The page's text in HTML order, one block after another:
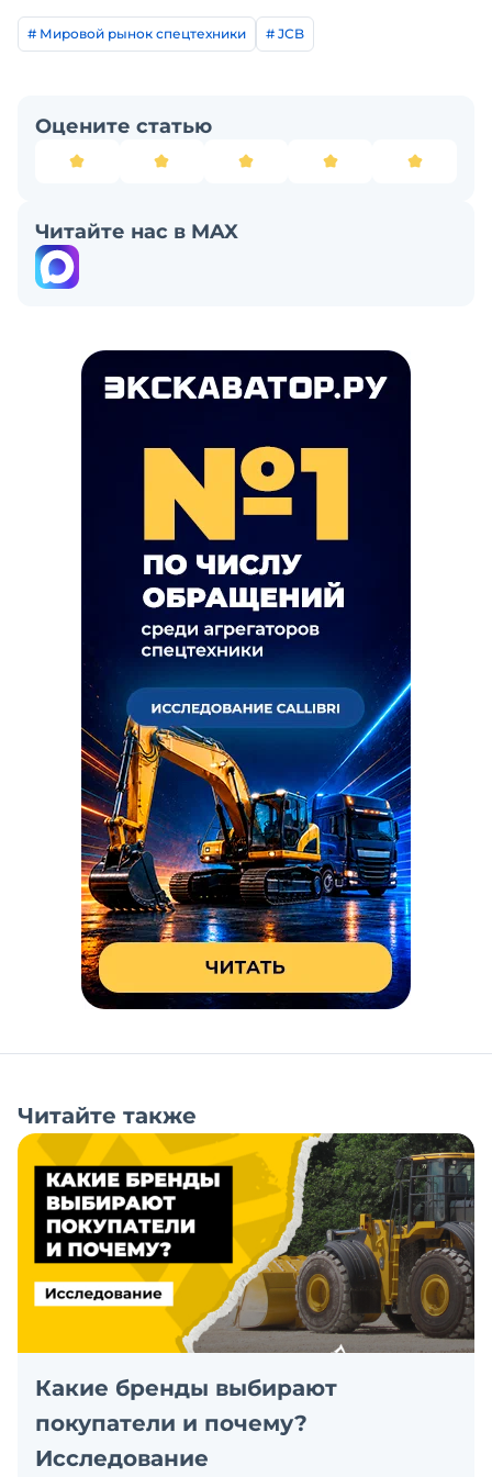
# Мировой рынок спецтехники # JCB
Оцените статью
Читайте нас в MAX
Читайте также
Какие бренды выбирают
покупатели и почему?
Исследование